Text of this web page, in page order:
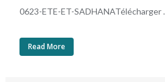
0623-ETE-ET-SADHANATélécharger
Read More